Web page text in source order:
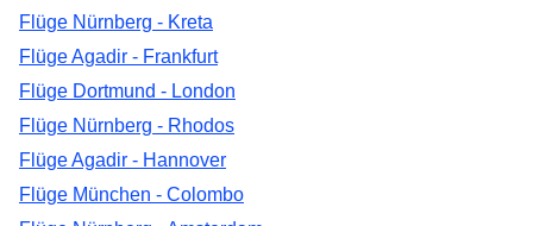
Flüge Nürnberg - Kreta
Flüge Agadir - Frankfurt
Flüge Dortmund - London
Flüge Nürnberg - Rhodos
Flüge Agadir - Hannover
Flüge München - Colombo